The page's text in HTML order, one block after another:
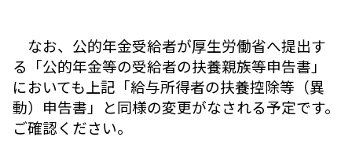
なお、公的年金受給者が厚生労働省へ提出す
る「公的年金等の受給者の扶養親族等申告書」
においても上記「給与所得者の扶養控除等（異
動）申告書」と同様の変更がなされる予定です。
ご確認ください。